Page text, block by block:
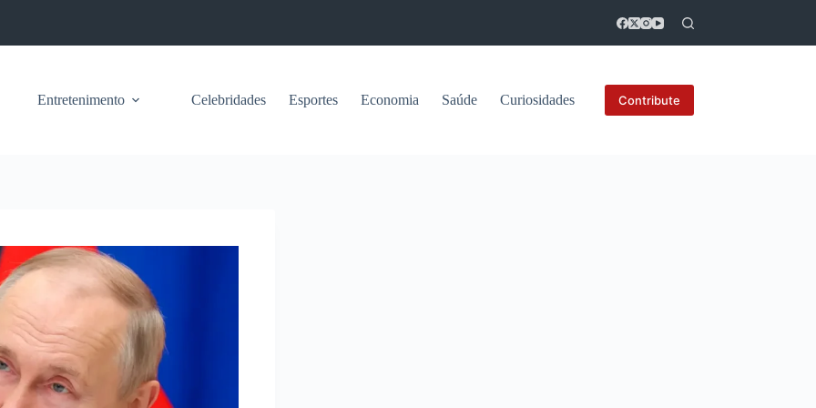
Entretenimento Celebridades Esportes Economia Saúde Curiosidades Contribute